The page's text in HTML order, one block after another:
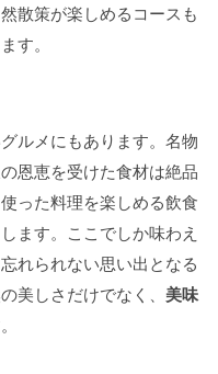
散策が楽しめるコースも
す。
ルメにもあります。名物
恩恵を受けた食材は絶品
った料理を楽しめる飲食
ます。ここでしか味わえ
れられない思い出となる
美しさだけでなく、 美味